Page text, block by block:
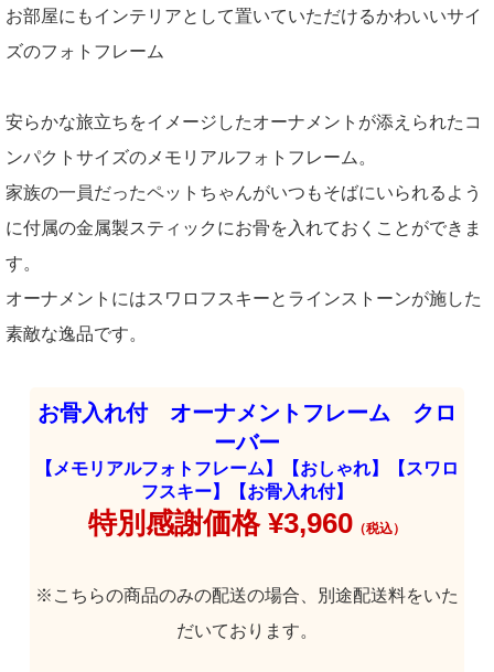
お部屋にもインテリアとして置いていただけるかわいいサイ
ズのフォトフレーム
安らかな旅立ちをイメージしたオーナメントが添えられたコ
ンパクトサイズのメモリアルフォトフレーム。
家族の一員だったペットちゃんがいつもそばにいられるよう
に付属の金属製スティックにお骨を入れておくことができま
す。
オーナメントにはスワロフスキーとラインストーンが施した
素敵な逸品です。
お骨入れ付 オーナメントフレーム クロ
ーバー
【メモリアルフォトフレーム】【おしゃれ】【スワロ
フスキー】【お骨入れ付】
特別感謝価格 ¥3,960 （税込）
※こちらの商品のみの配送の場合、別途配送料をいた
だいております。